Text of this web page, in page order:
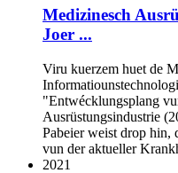
Medizinesch
Joer ...
Viru kuerzem huet de
"Entwécklungsplang
Ausrüstungsindustrie
Pabeier weist drop hin,
vun der aktueller
2021